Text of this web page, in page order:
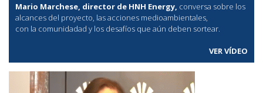
Mario Marchese, director de HNH Energy, conversa sobre los
alcances del proyecto, las acciones medioambientales,
con la comunidadad y los desafíos que aún deben sortear.
VER VÍDEO